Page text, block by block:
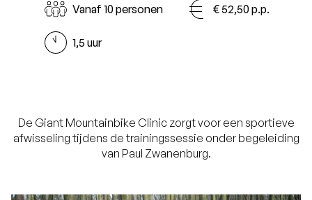
Vanaf 10 personen € 52,50 p.p.
1,5 uur
De Giant Mountainbike Clinic zorgt voor een sportieve
afwisseling tijdens de trainingssessie onder begeleiding
van Paul Zwanenburg.